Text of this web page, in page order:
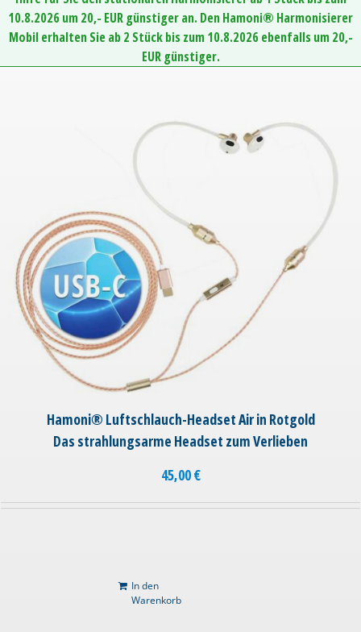
10.8.2026 um 20,- EUR günstiger an. Den Hamoni® Harmonisierer
Mobil erhalten Sie ab 2 Stück bis zum 10.8.2026 ebenfalls um 20,-
EUR günstiger.
Hamoni® Luftschlauch-Headset Air in Rotgold
Das strahlungsarme Headset zum Verlieben
45,00€
In den
Warenkorb